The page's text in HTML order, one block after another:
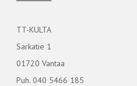
TT-KULTA
Sarkatie 1
01720 Vantaa
Puh. 040 5466 185